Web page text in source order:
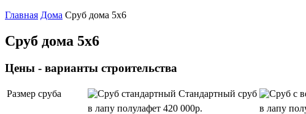
Главная Дома Сруб дома 5х6
Сруб дома 5х6
Цены - варианты строительства
Размер сруба Стандартный сруб
в лапу полулафет 420 000р.
в лапу